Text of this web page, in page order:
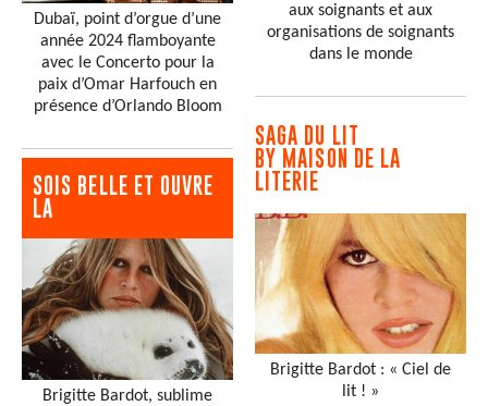
Dubaï, point d’orgue d’une
année 2024 flamboyante
avec le Concerto pour la
paix d’Omar Harfouch en
présence d’Orlando Bloom
SOIS BELLE ET OUVRE
LA
Brigitte Bardot, sublime
aux soignants et aux
organisations de soignants
dans le monde
SAGA DU LIT
BY MAISON DE LA
LITERIE
Brigitte Bardot : « Ciel de
lit ! »